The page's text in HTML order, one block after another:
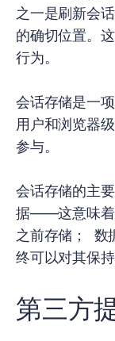
之一是刷新会
的确切位置。
行为。
会话存储是一
用户和浏览器
参与。
会话存储的主
据——这意味着
之前存储；
终可以对其保持
第三方